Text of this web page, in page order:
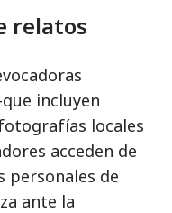
relatos
incluyen
locales
acceden de
personales de
ante la